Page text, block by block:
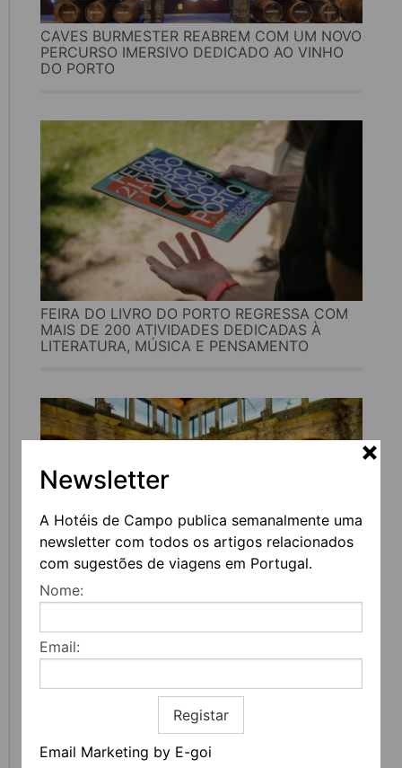
Newsletter
A Hotéis de Campo publica semanalmente uma
newsletter com todos os artigos relacionados
com sugestões de viagens em Portugal.
Nome:
Email:
Registar
Email Marketing by E-goi
CAVES BURMESTER REABREM COM UM NOVO
PERCURSO IMERSIVO DEDICADO AO VINHO
DO PORTO
FEIRA DO LIVRO DO PORTO REGRESSA COM
MAIS DE 200 ATIVIDADES DEDICADAS À
LITERATURA, MÚSICA E PENSAMENTO
UVVA REGRESSA A AMARANTE PARA
CELEBRAR O VINHO, A GASTRONOMIA E A